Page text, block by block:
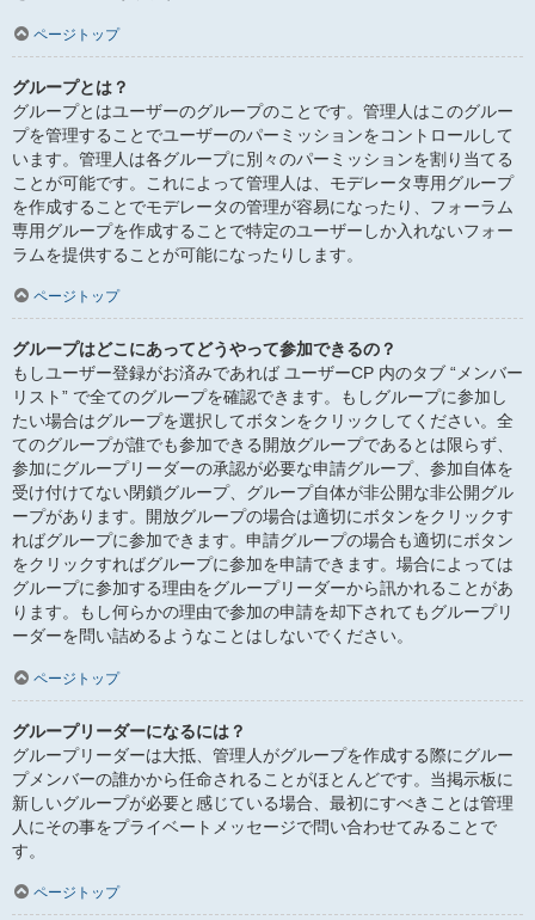
ページトップ
グループとは？
グループとはユーザーのグループのことです。管理人はこのグルー
プを管理することでユーザーのパーミッションをコントロールして
います。管理人は各グループに別々のパーミッションを割り当てる
ことが可能です。これによって管理人は、モデレータ専用グループ
を作成することでモデレータの管理が容易になったり、フォーラム
専用グループを作成することで特定のユーザーしか入れないフォー
ラムを提供することが可能になったりします。
ページトップ
グループはどこにあってどうやって参加できるの？
もしユーザー登録がお済みであれば ユーザーCP 内のタブ “メンバー
リスト” で全てのグループを確認できます。もしグループに参加し
たい場合はグループを選択してボタンをクリックしてください。全
てのグループが誰でも参加できる開放グループであるとは限らず、
参加にグループリーダーの承認が必要な申請グループ、参加自体を
受け付けてない閉鎖グループ、グループ自体が非公開な非公開グル
ープがあります。開放グループの場合は適切にボタンをクリックす
ればグループに参加できます。申請グループの場合も適切にボタン
をクリックすればグループに参加を申請できます。場合によっては
グループに参加する理由をグループリーダーから訊かれることがあ
ります。もし何らかの理由で参加の申請を却下されてもグループリ
ーダーを問い詰めるようなことはしないでください。
ページトップ
グループリーダーになるには？
グループリーダーは大抵、管理人がグループを作成する際にグルー
プメンバーの誰かから任命されることがほとんどです。当掲示板に
新しいグループが必要と感じている場合、最初にすべきことは管理
人にその事をプライベートメッセージで問い合わせてみることで
す。
ページトップ